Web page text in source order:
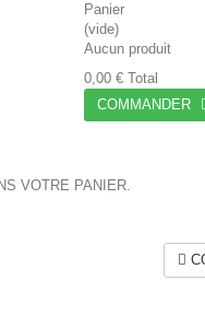
Panier
(vide)
Aucun produit
0,00 € Total
COMMANDER
VOTRE PANIER.